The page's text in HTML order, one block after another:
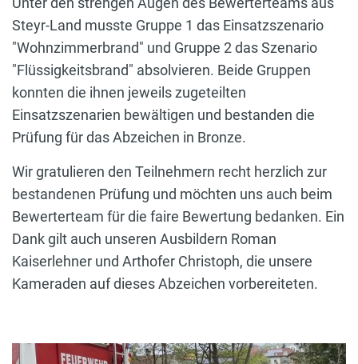
Steyr-Land musste Gruppe 1 das Einsatzszenario
"Wohnzimmerbrand" und Gruppe 2 das Szenario
"Flüssigkeitsbrand" absolvieren. Beide Gruppen
konnten die ihnen jeweils zugeteilten
Einsatzszenarien bewältigen und bestanden die
Prüfung für das Abzeichen in Bronze.
Wir gratulieren den Teilnehmern recht herzlich zur
bestandenen Prüfung und möchten uns auch beim
Bewerterteam für die faire Bewertung bedanken. Ein
Dank gilt auch unseren Ausbildern Roman
Kaiserlehner und Arthofer Christoph, die unsere
Kameraden auf dieses Abzeichen vorbereiteten.